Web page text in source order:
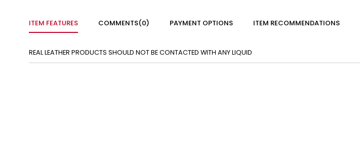
ITEM FEATURES COMMENTS(0) PAYMENT OPTIONS ITEM RECOMMENDATIONS
REAL LEATHER PRODUCTS SHOULD NOT BE CONTACTED WITH ANY LIQUID